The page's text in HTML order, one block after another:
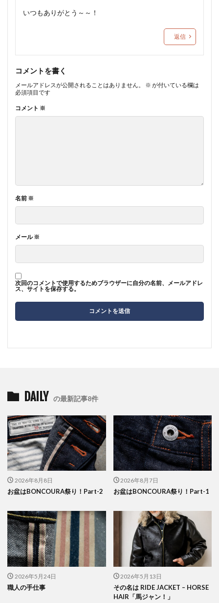
いつもありがとう～～！
返信
コメントを書く
メールアドレスが公開されることはありません。 ※ が付いている欄は
必須項目です
コメント ※
名前 ※
メール※
次回のコメントで使用するためブラウザーに自分の名前、メールアドレ
ス、サイトを保存する。
DAILY の最新記事8件
2026年8月8日
お盆はBONCOURA祭り！Part-2
2026年8月7日
お盆はBONCOURA祭り！Part-1
2026年5月24日
職人の手仕事
2026年5月13日
その名は RIDE JACKET – HORSE
HAIR「馬ジャン！」